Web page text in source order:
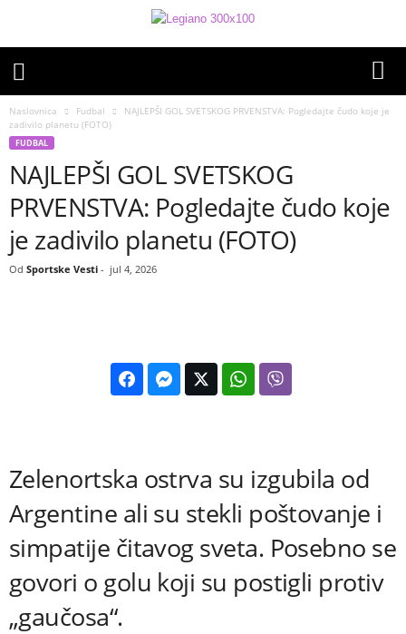
Naslovnica Fudbal
NAJLEPŠI GOL SVETSKOG PRVENSTVA: Pogledajte čudo koje je
zadivilo planetu (FOTO)
FUDBAL
NAJLEPŠI GOL SVETSKOG
PRVENSTVA: Pogledajte čudo koje
je zadivilo planetu (FOTO)
Od Sportske Vesti - jul 4, 2026
Zelenortska ostrva su izgubila od
Argentine ali su stekli poštovanje i
simpatije čitavog sveta. Posebno se
govori o golu koji su postigli protiv
„gaučosa“.